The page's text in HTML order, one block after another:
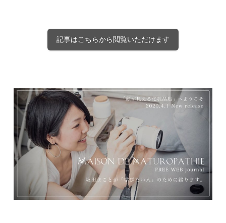
記事はこちらから閲覧いただけます